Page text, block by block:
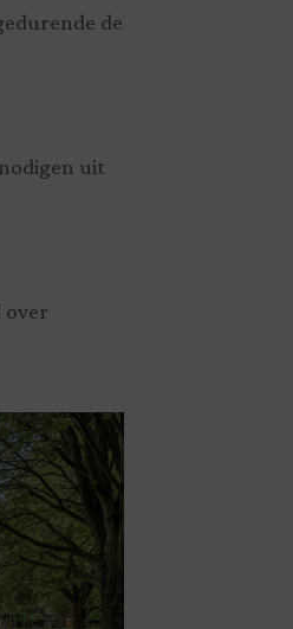
de
uit
over